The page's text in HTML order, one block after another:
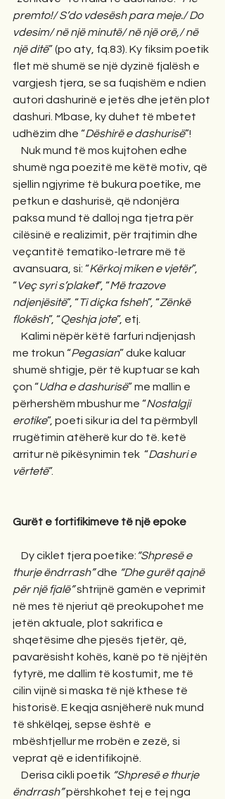
premto!/ S’do vdesësh para meje./ Do
vdesim/ në një minutë/ në një orë,/ në
një ditë” (po aty, fq.83). Ky fiksim poetik
flet më shumë se një dyzinë fjalësh e
vargjesh tjera, se sa fuqishëm e ndien
autori dashurinë e jetës dhe jetën plot
dashuri. Mbase, ky duhet të mbetet
udhëzim dhe “Dëshirë e dashurisë”!
shumë nga poezitë me këtë motiv, që
sjellin ngjyrime të bukura poetike, me
petkun e dashurisë, që ndonjëra
paksa mund të dalloj nga tjetra për
cilësinë e realizimit, për trajtimin dhe
veçantitë tematiko-letrare më të
avansuara, si: “Kërkoj miken e vjetër”,
“Veç syri s’plaket”, “Më trazove
ndjenjësitë”, “Ti diçka fsheh”, “Zënkë
flokësh”, “Qeshja jote”, etj.
me trokun “Pegasian” duke kaluar
shumë shtigje, për të kuptuar se kah
çon “Udha e dashurisë” me mallin e
përhershëm mbushur me “Nostalgji
erotike”, poeti sikur ia del ta përmbyll
rrugëtimin atëherë kur do të. ketë
arritur në pikësynimin tek  “Dashuri e
vërtetë”.
Gurët e fortifikimeve të një epoke
    Dy ciklet tjera poetike:
“Shpresë e
thurje ëndrrash” dhe “Dhe gurët qajnë
për një fjalë” shtrijnë gamën e veprimit
në mes të njeriut që preokupohet me
jetën aktuale, plot sakrifica e
shqetësime dhe pjesës tjetër, që,
pavarësisht kohës, kanë po të njëjtën
fytyrë, me dallim të kostumit, me të
cilin vijnë si maska të një kthese të
historisë. E keqja asnjëherë nuk mund
të shkëlqej, sepse është  e
mbështjellur me rrobën e zezë, si
veprat që e identifikojnë.
    Derisa cikli poetik
“Shpresë e thurje
ëndrrash” përshkohet tej e tej nga